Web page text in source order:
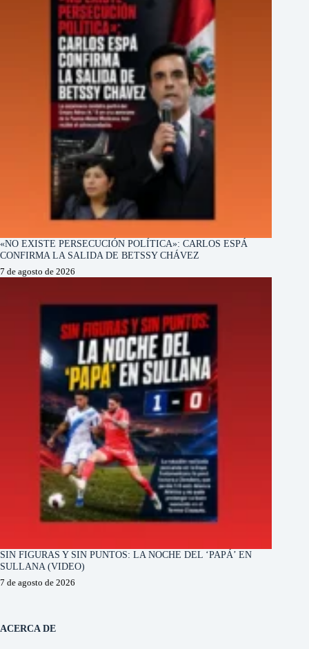
«NO EXISTE PERSECUCIÓN POLÍTICA»: CARLOS ESPÁ
CONFIRMA LA SALIDA DE BETSSY CHÁVEZ
7 de agosto de 2026
SIN FIGURAS Y SIN PUNTOS: LA NOCHE DEL ‘PAPÁ’ EN
SULLANA (VIDEO)
7 de agosto de 2026
ACERCA DE